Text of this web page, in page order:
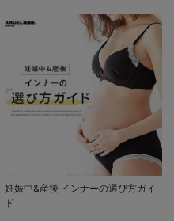
妊娠中&産後 インナーの選び方ガイ
ド